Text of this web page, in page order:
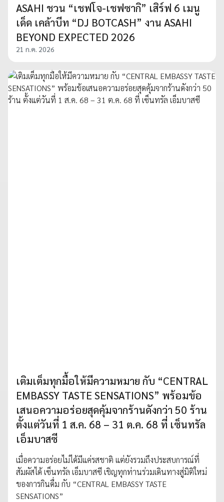
ASAHI ชวน “เชฟโจ-เชฟซากิ” เสิร์ฟ 6 เมนู
เด็ด เคล้าบีท “DJ BOTCASH” งาน ASAHI
BEYOND EXPECTED 2026
21 ก.ค. 2026
เติมเต็มทุกมื้อให้มีความหมาย กับ “CENTRAL
EMBASSY TASTE SENSATIONS” พร้อมข้อ
เสนอความอร่อยสุดคุ้มจากร้านดังกว่า 50 ร้าน
ตั้งแต่วันที่ 1 ส.ค. 68 – 31 ต.ค. 68 ที่ เซ็นทรัล
เอ็มบาสซี
เมื่อความอร่อยไม่ได้มีแค่รสชาติ แต่ยังรวมถึงประสบการณ์ที่
สัมผัสได้ เซ็นทรัล เอ็มบาสซี เชิญทุกท่านร่วมเดินทางสู่มิติใหม่
ของการกินดื่ม กับ “CENTRAL EMBASSY TASTE
SENSATIONS”